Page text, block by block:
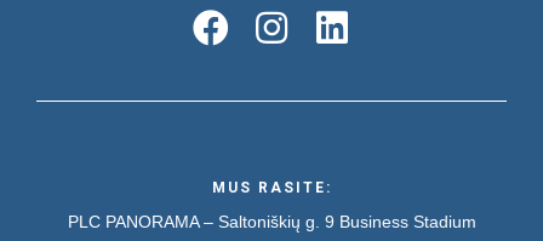
MUS RASITE:
PLC PANORAMA – Saltoniškių g. 9 Business Stadium